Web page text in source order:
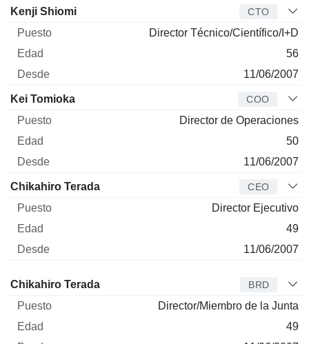
Director Puesto
Kenji Shiomi CTO
Director Técnico/Científico/I+D
56
11/06/2007
Kei Tomioka COO
Director de Operaciones
50
11/06/2007
Chikahiro Terada CEO
Director Ejecutivo
49
11/06/2007
Administrador Puesto
Chikahiro Terada BRD
Director/Miembro de la Junta
49